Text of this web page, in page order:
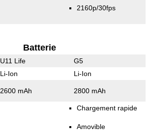
2160p/30fps
Batterie
U11 Life G5
Li-Ion Li-Ion
2600 mAh 2800 mAh
Chargement rapide
Amovible